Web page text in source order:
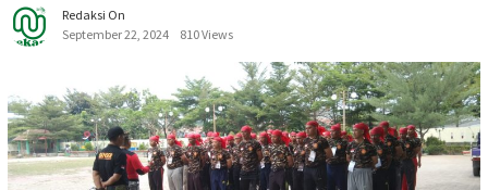
Redaksi On
September 22, 2024
810 Views